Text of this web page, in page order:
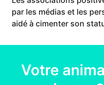
par les médias et les
aidé à cimenter son
Votre